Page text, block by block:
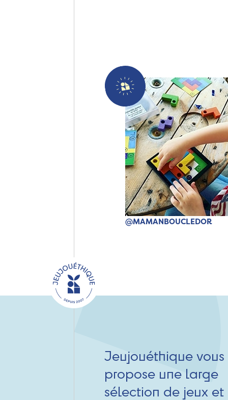
@MAMANBOUCLEDOR
Jeujouéthique vous
propose une large
sélection de jeux et